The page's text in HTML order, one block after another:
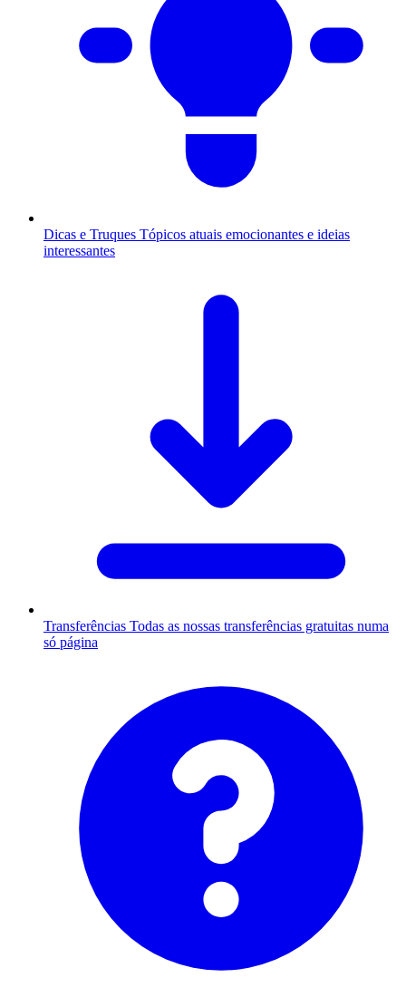
Dicas e Truques Tópicos atuais emocionantes e ideias
interessantes
Transferências Todas as nossas transferências gratuitas numa
só página